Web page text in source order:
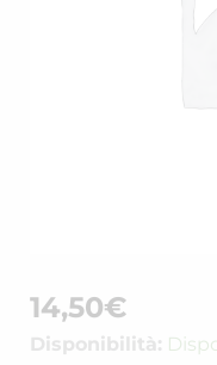
14,50€
Disponibilità: